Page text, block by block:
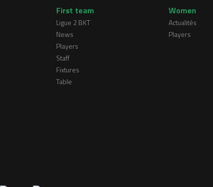
First team
Ligue 2 BKT
News
Players
Staff
Fixtures
Table
Women
Actualités
Players